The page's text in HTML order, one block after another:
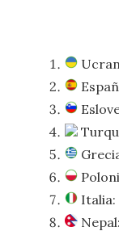
Italia: